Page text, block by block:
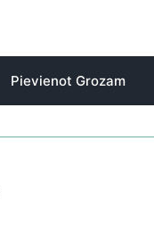
Pievienot Grozam